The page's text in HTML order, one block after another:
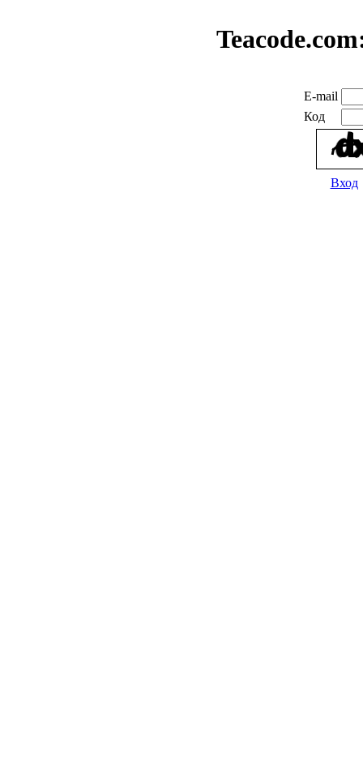
E-mail
Код
Вход